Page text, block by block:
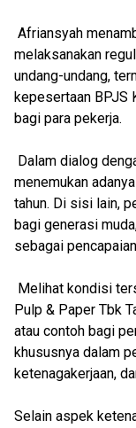
Afriansyah
melaksanakan
undang-undang,
kepesertaan BPJS
bagi para pekerja.
Dalam dialog
menemukan
tahun. Di sisi lain,
bagi generasi
sebagai
Melihat kondisi
Pulp & Paper Tbk
atau contoh bagi
khususnya dalam
ketenagakerjaan,
Selain aspek